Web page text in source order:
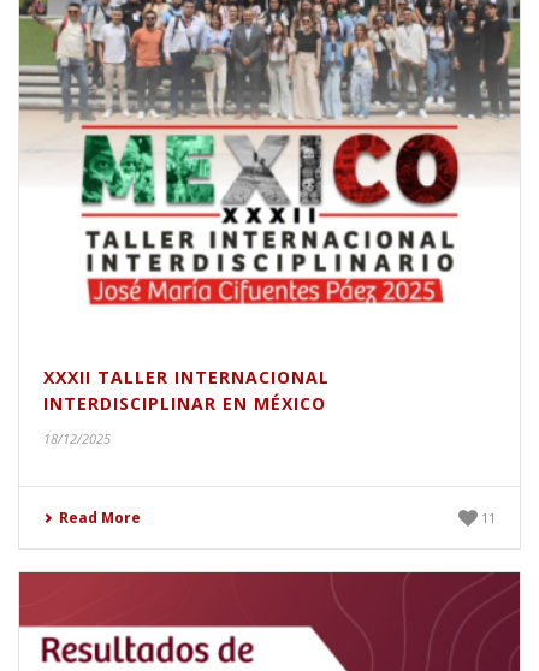
XXXII TALLER INTERNACIONAL
INTERDISCIPLINAR EN MÉXICO
18/12/2025
Read More 11